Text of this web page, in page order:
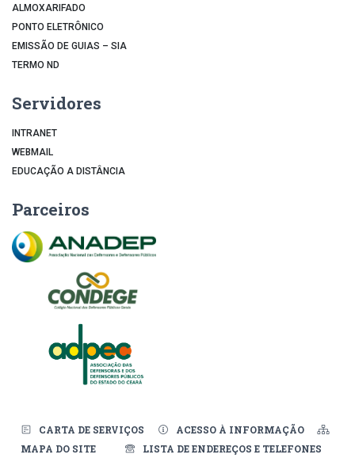
ALMOXARIFADO
PONTO ELETRÔNICO
EMISSÃO DE GUIAS – SIA
TERMO ND
Servidores
INTRANET
WEBMAIL
EDUCAÇÃO A DISTÂNCIA
Parceiros
CARTA DE SERVIÇOS
ACESSO À INFORMAÇÃO
MAPA DO SITE
LISTA DE ENDEREÇOS E TELEFONES